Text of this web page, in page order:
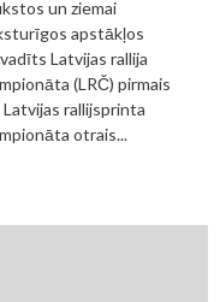
un ziemai
apstākļos
Latvijas rallija
(LRČ) pirmais
Latvijas rallijsprinta
otrais...